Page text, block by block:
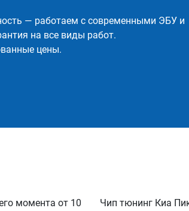
— работаем с современными ЭБУ и
на все виды работ.
цены.
момента от 10
Чип тюнинг Киа